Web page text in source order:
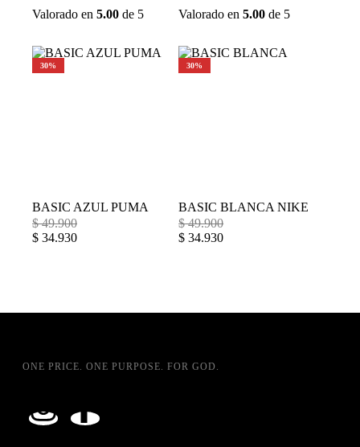
Valorado en 5.00 de 5
Valorado en5.00 de 5
30%
BASIC AZUL PUMA
$49.900
$ 34.930
30%
BASIC BLANCA NIKE
$49.900
$ 34.930
ONE PRICE. ONE PURPOSE. FOR GOD.